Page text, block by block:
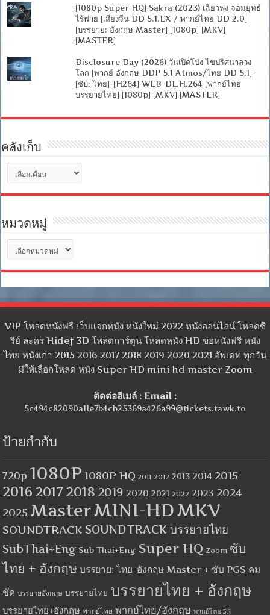
[1080p Super HQ] Sakra (2023) เฉียวฟง จอมยุทธ์
ไร้พ่าย [เสียงจีน DD 5.1.EX / พากย์ไทย DD 2.0]
[บรรยาย: อังกฤษ Master] [1080p] [MKV]
[MASTER]
Disclosure Day (2026) วันเปิดโปง ไขปริศนาลวง
โลก [พากย์ อังกฤษ DDP 5.1 Atmos/ไทย DD 5.1]-
[ซับ: ไทย]-[H264] WEB-DL.H.264 [พากย์ไทย
บรรยายไทย] [1080p] [MKV] [MASTER]
คลังเก็บ
เก็บ
หมวดหมู่
หมู่
VIP โหลดหนังฟรี เว็บแจกหนัง หนังใหม่ 2022 หนังออนไลน์ โหลดซี
รีย์ ละคร Hidef 3D โหลดการ์ตูน โหลดหนัง HD ขอหนังฟรี หนัง
ไทย หนังเก่า 2015 2016 2017 2018 2019 2020 2021 อัพเดท ทุกวัน
มีให้เลือกโหลด หนัง Super HD mini hd master Zoom
ติดต่ออีเมล์ : Email :
5c494c82090a11e7b4cb25369a426a99@tickets.tawk.to
ป้ายกำกับ
720p 1080P 1080P HQ 2011 2012 2013 2014 2015
2016 2017 2018 2019 2020 2021 2022 2023 2024
2025 MasterMINI-HDMKV
SOUNDTRACK SOUNDTRACK บรรยายไทย
SubThai+Eng Sub Thai+Eng Super HQ Zoom ซับ
ไทย + อังกฤษ บรรยาย: ไทย-อังกฤษ Master + ซับ PGS คม
ชัด บรรยายอังกฤษ บรรยายไทย บรรยายไทย + อังกฤษ
บรรยายไทย+อังกฤษ พากย์ไทย พากย์ไทย/อังกฤษ พากย์ไทย 5.1